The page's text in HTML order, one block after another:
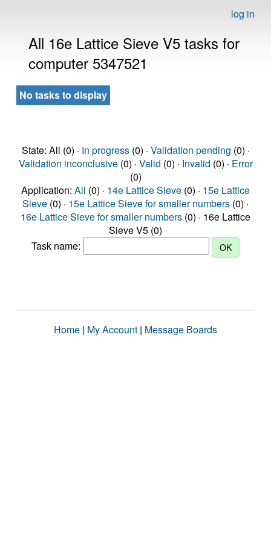
log in
All 16e Lattice Sieve V5 tasks for
computer 5347521
No tasks to display
State: All (0) · In progress(0) · Validation pending (0) ·
Validation inconclusive(0) · Valid (0) · Invalid (0) · Error
(0)
Application: All (0) · 14e Lattice Sieve (0) · 15e Lattice
Sieve (0) · 15e Lattice Sieve for smaller numbers (0) ·
16e Lattice Sieve for smaller numbers (0) · 16e Lattice
Sieve V5 (0)
Task name:
Home | My Account | Message Boards